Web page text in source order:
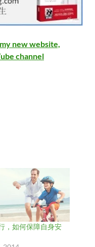
my new website,
channel
，如何保障自身安